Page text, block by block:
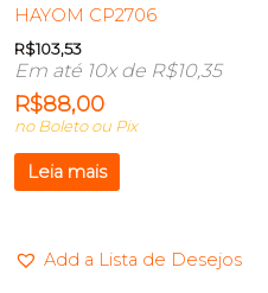
HAYOM CP2706
R$103,53
Em até 10x de R$10,35
R$88,00
no Boleto ou Pix
Leia mais
Add a Lista de Desejos